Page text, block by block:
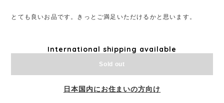
とても良いお品です。きっとご満足いただけるかと思います。
International shipping available
Sold out
日本国内にお住まいの方向け